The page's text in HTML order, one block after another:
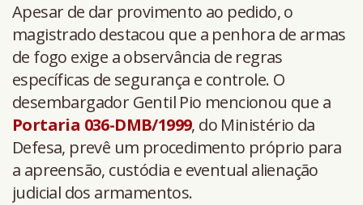
Apesar de dar provimento ao pedido, o
magistrado destacou que a penhora de armas
de fogo exige a observância de regras
específicas de segurança e controle. O
desembargador Gentil Pio mencionou que a
Portaria 036-DMB/1999, do Ministério da
Defesa, prevê um procedimento próprio para
a apreensão, custódia e eventual alienação
judicial dos armamentos.